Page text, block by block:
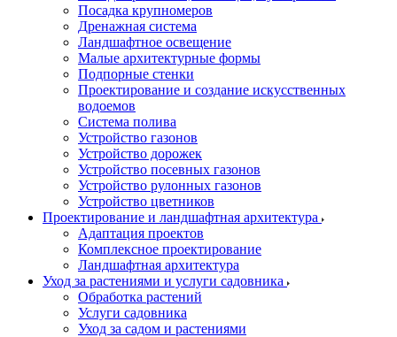
Посадка крупномеров
Дренажная система
Ландшафтное освещение
Малые архитектурные формы
Подпорные стенки
Проектирование и создание искусственных
водоемов
Система полива
Устройство газонов
Устройство дорожек
Устройство посевных газонов
Устройство рулонных газонов
Устройство цветников
Проектирование и ландшафтная архитектура
Адаптация проектов
Комплексное проектирование
Ландшафтная архитектура
Уход за растениями и услуги садовника
Обработка растений
Услуги садовника
Уход за садом и растениями